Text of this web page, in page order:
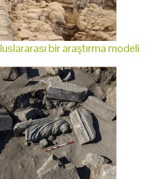
bir araştırma modeli